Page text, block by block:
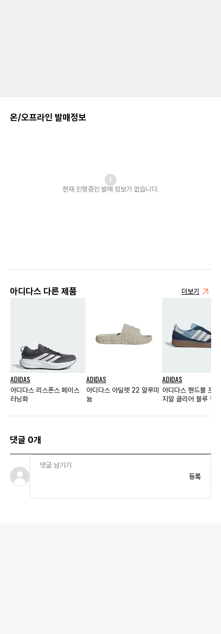
온/오프라인 발매정보
현재 진행중인 발매 정보가 없습니다.
아디다스 다른 제품 더보기
ADIDAS
아디다스 리스폰스 페이스
러닝화
ADIDAS
아디다스 아딜렛 22 알루미
늄
ADIDAS
아디다스 핸드볼 프
지알 클리어 블루 컬
댓글 0개
등록